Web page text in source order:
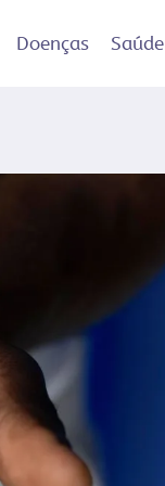
Doenças Saúde